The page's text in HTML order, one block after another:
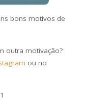
bons motivos de
outra motivação?
ou no